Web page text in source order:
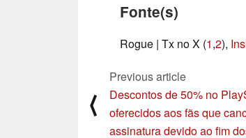
Fonte(s)
Rogue | Tx no X (1,2),
⟨
Previous article
Descontos de 50% no
oferecidos aos fãs que
assinatura devido ao fim